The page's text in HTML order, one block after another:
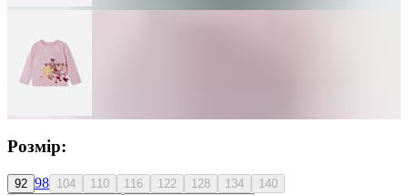
Розмір:
92 98 104 110 116 122 128 134 140